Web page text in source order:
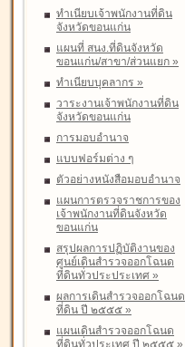
ทำเนียบเจ้าพนักงานที่ดิน
จังหวัดขอนแก่น
แผนที่ สนง.ที่ดินจังหวัด
ขอนแก่น/สาขา/ส่วนแยก »
ทำเนียบบุคลากร »
วาระงานเจ้าพนักงานที่ดิน
จังหวัดขอนแก่น
การมอบอำนาจ
แบบฟอร์มต่าง ๆ
ตัวอย่างหนังสือมอบอำนาจ
แผนการตรวจราชการของ
เจ้าพนักงานที่ดินจังหวัด
ขอนแก่น
สรุปผลการปฏิบัติงานของ
ศูนย์เดินสำรวจออกโฉนด
ที่ดินทั่วประประเทศ »
ผลการเดินสำรวจออกโฉนด
ที่ดิน ปี ๒๕๕๕ »
แผนเดินสำรวจออกโฉนด
ที่ดินทั่วประเทศ ปี ๒๕๕๕ »